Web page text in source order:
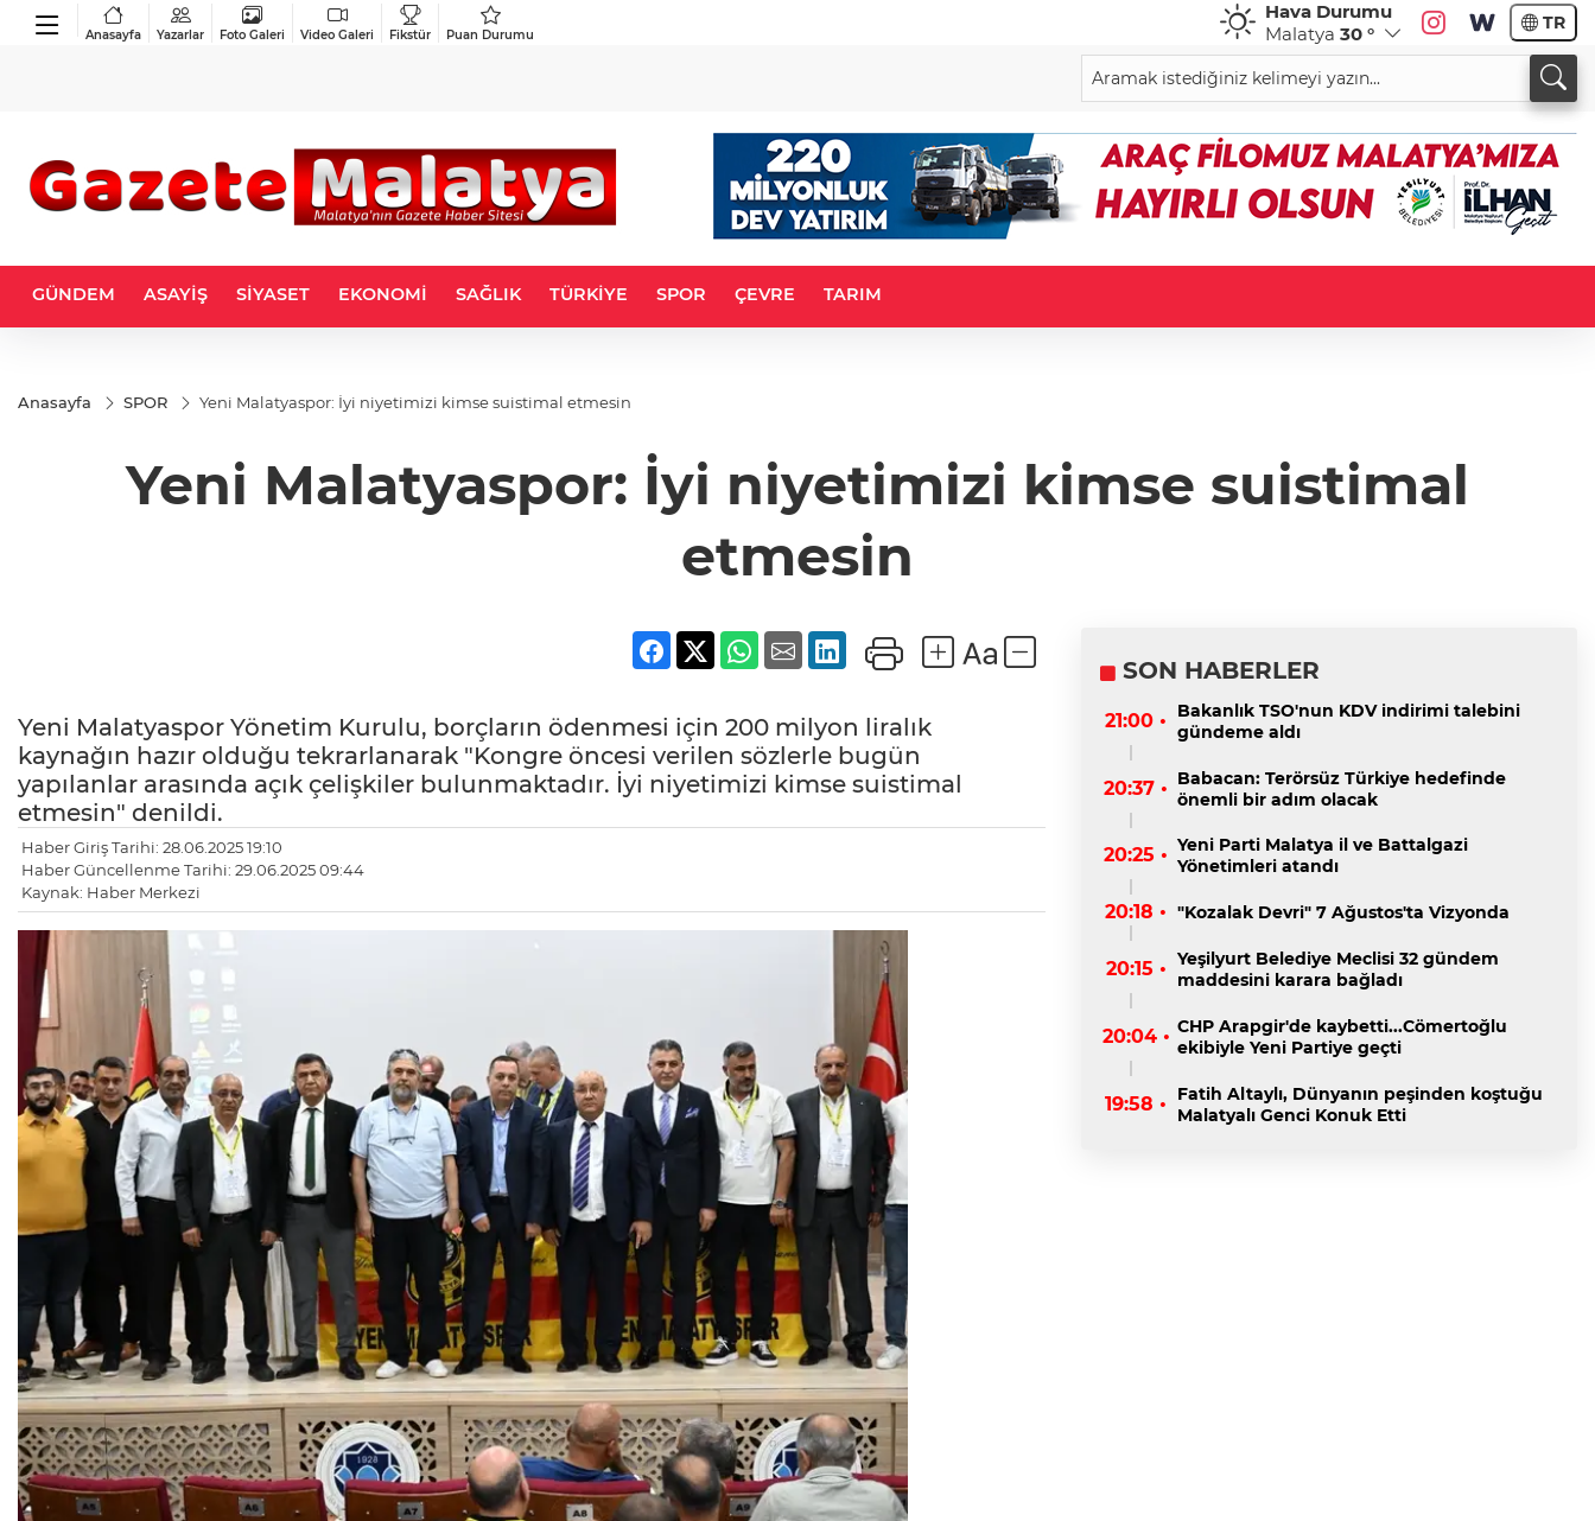
Anasayfa Yazarlar Foto Galeri Video Galeri Fikstür Puan Durumu
Hava Durumu
Malatya 30 ° TR
GÜNDEM ASAYİŞ SİYASET EKONOMİ SAĞLIK TÜRKİYE SPOR ÇEVRE TARIM
Anasayfa SPOR Yeni Malatyaspor: İyi niyetimizi kimse suistimal etmesin
Yeni Malatyaspor: İyi niyetimizi kimse suistimal
etmesin
Yeni Malatyaspor Yönetim Kurulu, borçların ödenmesi için 200 milyon liralık
kaynağın hazır olduğu tekrarlanarak "Kongre öncesi verilen sözlerle bugün
yapılanlar arasında açık çelişkiler bulunmaktadır. İyi niyetimizi kimse suistimal
etmesin" denildi.
Haber Giriş Tarihi: 28.06.2025 19:10
Haber Güncellenme Tarihi: 29.06.2025 09:44
Kaynak: Haber Merkezi
SON HABERLER
21:00 •
Bakanlık TSO'nun KDV indirimi talebini
gündeme aldı
20:37 • Babacan: Terörsüz Türkiye hedefinde
önemli bir adım olacak
20:25 • Yeni Parti Malatya il ve Battalgazi
Yönetimleri atandı
20:18 • "Kozalak Devri" 7 Ağustos'ta Vizyonda
20:15 • Yeşilyurt Belediye Meclisi 32 gündem
maddesini karara bağladı
20:04 • CHP Arapgir'de kaybetti...Cömertoğlu
ekibiyle Yeni Partiye geçti
19:58 •
Fatih Altaylı, Dünyanın peşinden koştuğu
Malatyalı Genci Konuk Etti